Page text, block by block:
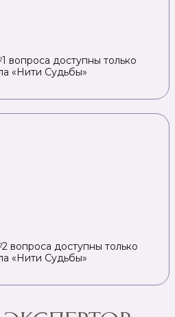
вопроса доступны только
«Нити Судьбы»
вопроса доступны только
«Нити Судьбы»